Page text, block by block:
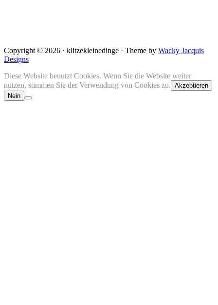
Copyright © 2026 · klitzekleinedinge · Theme by Wacky Jacquis
Designs
Diese Website benutzt Cookies. Wenn Sie die Website weiter
nutzen, stimmen Sie der Verwendung von Cookies zu. Akzeptieren
Nein